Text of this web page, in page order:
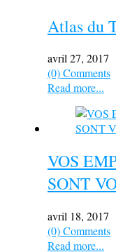
Atlas du
avril 27, 2017
(0) Comments
Read more...
VOS
SONT
avril 18, 2017
(0) Comments
Read more...